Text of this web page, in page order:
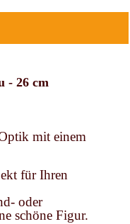
- 26 cm
mit einem
für Ihren
oder
schöne Figur.